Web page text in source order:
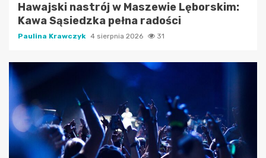
Hawajski nastrój w Maszewie Lęborskim:
Kawa Sąsiedzka pełna radości
Paulina Krawczyk 4 sierpnia 2026 31